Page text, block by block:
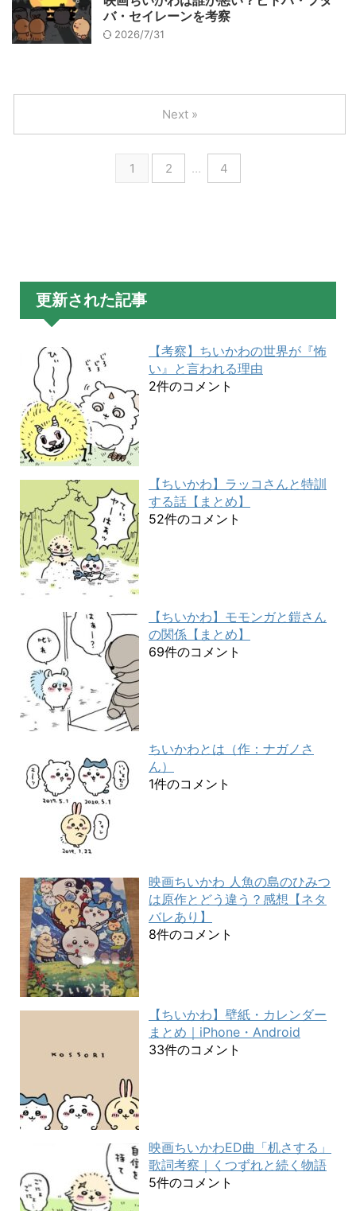
バ・セイレーンを考察
2026/7/31
1 2 … 4
Next »
更新された記事
【考察】ちいかわの世界が『怖
い』と言われる理由
2件のコメント
【ちいかわ】ラッコさんと特訓
する話【まとめ】
52件のコメント
【ちいかわ】モモンガと鎧さん
の関係【まとめ】
69件のコメント
ちいかわとは（作：ナガノさ
ん）
1件のコメント
映画ちいかわ 人魚の島のひみつ
は原作とどう違う？感想【ネタ
バレあり】
8件のコメント
【ちいかわ】壁紙・カレンダー
まとめ｜iPhone・Android
33件のコメント
映画ちいかわED曲「机さする」
歌詞考察｜くつずれと続く物語
5件のコメント